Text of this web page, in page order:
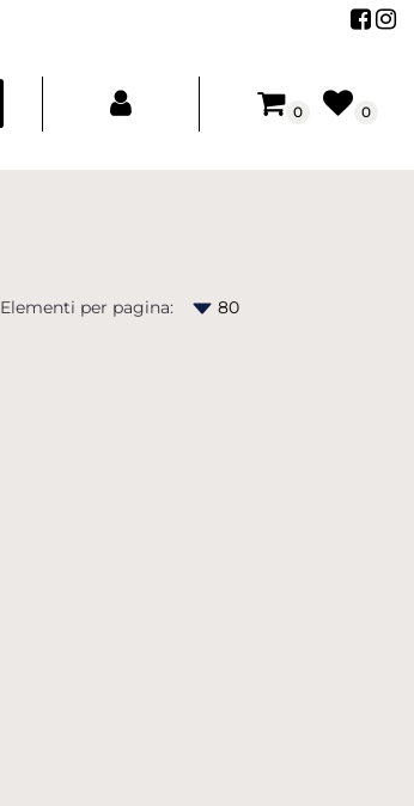
0 0
Elementi per pagina: